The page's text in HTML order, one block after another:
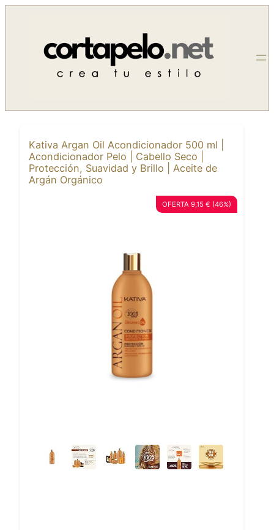
contenido
Kativa Argan Oil Acondicionador 500 ml |
Acondicionador Pelo | Cabello Seco |
Protección, Suavidad y Brillo | Aceite de
Argán Orgánico
OFERTA 9,15 € (46%)